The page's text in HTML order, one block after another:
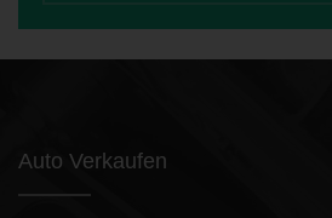
Auto Verkaufen